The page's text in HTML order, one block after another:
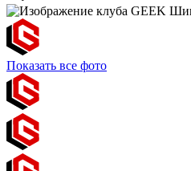
Показать все фото